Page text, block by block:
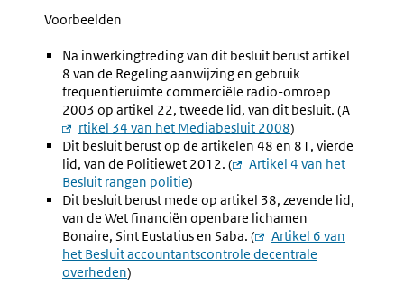
Voorbeelden
Na inwerkingtreding van dit besluit berust artikel
8 van de Regeling aanwijzing en gebruik
frequentieruimte commerciële radio-omroep
2003 op artikel 22, tweede lid, van dit besluit. (A
Externe
link:
rtikel 34 van het Mediabesluit 2008)
Dit besluit berust op de artikelen 48 en 81, vierde
lid, van de Politiewet 2012. (
Externe
Artikel 4 van het
Besluit rangen politie)
Dit besluit berust mede op artikel 38, zevende lid,
van de Wet financiën openbare lichamen
Bonaire, Sint Eustatius en Saba. (
Externe
link:
Artikel 6 van
het Besluit accountantscontrole decentrale
overheden)